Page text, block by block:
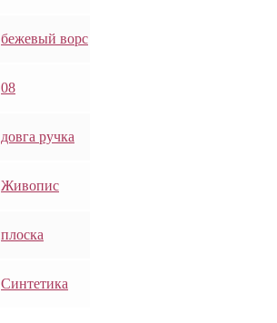
бежевый ворс
08
довга ручка
Живопис
плоска
Синтетика